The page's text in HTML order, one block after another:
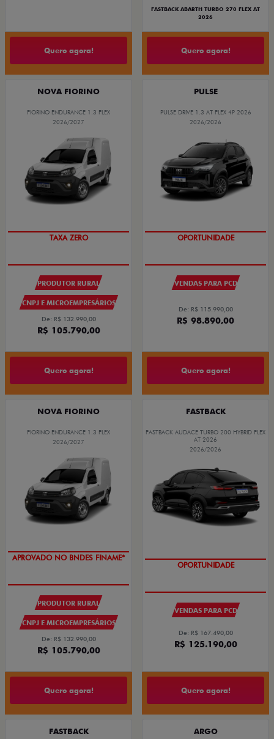
Quero agora!
FASTBACK ABARTH TURBO 270 FLEX AT
2026
Quero agora!
NOVA FIORINO
FIORINO ENDURANCE 1.3 FLEX
2026/2027
TAXA ZERO
PRODUTOR RURAL
CNPJ E MICROEMPRESÁRIOS
De: R$ 132.990,00
R$ 105.790,00
Quero agora!
PULSE
PULSE DRIVE 1.3 AT FLEX 4P 2026
2026/2026
OPORTUNIDADE
VENDAS PARA PCD
De: R$ 115.990,00
R$ 98.890,00
Quero agora!
NOVA FIORINO
FIORINO ENDURANCE 1.3 FLEX
2026/2027
APROVADO NO BNDES FINAME*
PRODUTOR RURAL
CNPJ E MICROEMPRESÁRIOS
De: R$ 132.990,00
R$ 105.790,00
Quero agora!
FASTBACK
FASTBACK AUDACE TURBO 200 HYBRID FLEX
AT 2026
2026/2026
OPORTUNIDADE
VENDAS PARA PCD
De: R$ 167.490,00
R$ 125.190,00
Quero agora!
FASTBACK ARGO